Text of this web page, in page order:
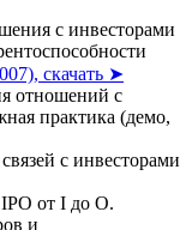
с инвесторами
скачать ➤
отношений с
практика (демо,
с инвесторами
от I до O.
и